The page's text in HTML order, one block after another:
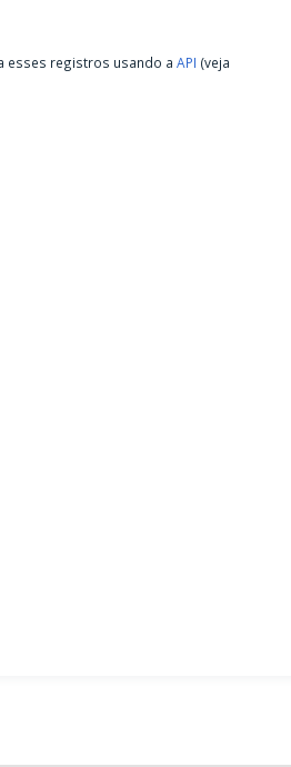
esses registros usando a API (veja